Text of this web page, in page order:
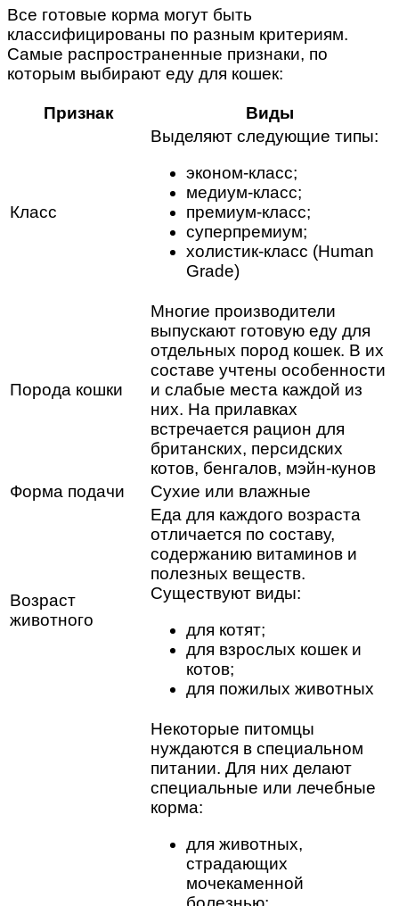
Все готовые корма могут быть
классифицированы по разным критериям.
Самые распространенные признаки, по
которым выбирают еду для кошек:
Признак Виды
Класс
Выделяют следующие типы:
эконом-класс;
медиум-класс;
премиум-класс;
суперпремиум;
холистик-класс (Human
Grade)
Порода кошки
Многие производители
выпускают готовую еду для
отдельных пород кошек. В их
составе учтены особенности
и слабые места каждой из
них. На прилавках
встречается рацион для
британских, персидских
котов, бенгалов, мэйн-кунов
Форма подачи
Сухие или влажные
Возраст
животного
Еда для каждого возраста
отличается по составу,
содержанию витаминов и
полезных веществ.
Существуют виды:
для котят;
для взрослых кошек и
котов;
для пожилых животных
Некоторые питомцы
нуждаются в специальном
питании. Для них делают
специальные или лечебные
корма:
для животных,
страдающих
мочекаменной